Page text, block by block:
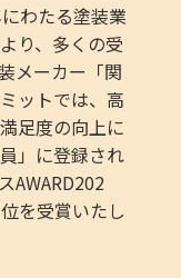
わたる塗装業
り、多くの受
メーカー「関
ットでは、高
足度の向上に
」に登録され
AWARD202
を受賞いたし